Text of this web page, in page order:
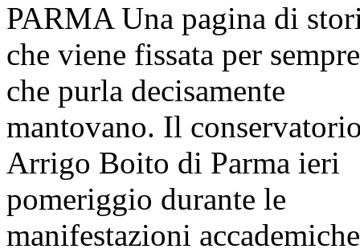
PARMA Una pagina di
che viene fissata per
che purla decisamente
mantovano. Il
Arrigo Boito di Parma ieri
pomeriggio durante le
manifestazioni accademiche